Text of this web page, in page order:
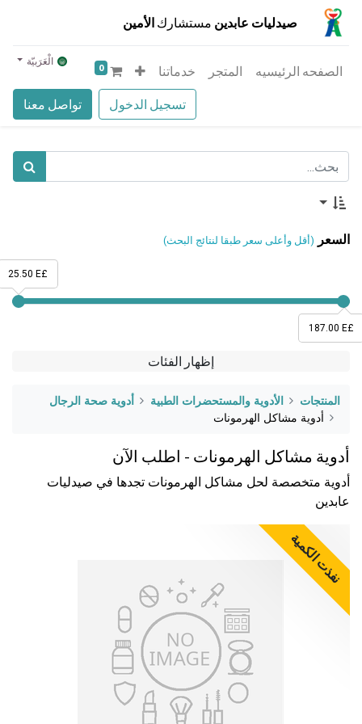
صيدليات عابدين مستشارك الأمين
تسجيل الدخول تواصل معنا
الصفحه الرئيسيه المتجر خدماتنا 0 الْعَرَبيّة
إظهار الفئات
السعر (أقل وأعلى سعر طبقا لنتائج البحث)
187.00 E£
25.50 E£
المنتجات الأدوية والمستحضرات الطبية
أدوية صحة الرجال
أدوية مشاكل الهرمونات
أدوية مشاكل الهرمونات - اطلب الآن
أدوية متخصصة لحل مشاكل الهرمونات تجدها في صيدليات
عابدين
نفذت الكمية